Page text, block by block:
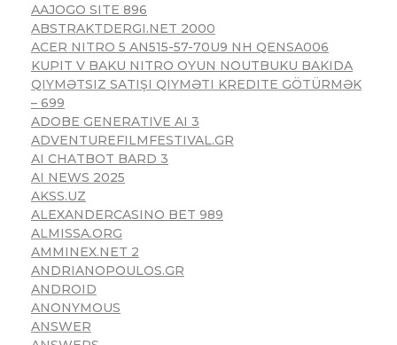
AAJOGO SITE 896
ABSTRAKTDERGI.NET 2000
ACER NITRO 5 AN515-57-70U9 NH QENSA006
KUPIT V BAKU NITRO OYUN NOUTBUKU BAKIDA
QIYMƏTSIZ SATIŞI QIYMƏTI KREDITE GÖTÜRMƏK
– 699
ADOBE GENERATIVE AI 3
ADVENTUREFILMFESTIVAL.GR
AI CHATBOT BARD 3
AI NEWS 2025
AKSS.UZ
ALEXANDERCASINO BET 989
ALMISSA.ORG
AMMINEX.NET 2
ANDRIANOPOULOS.GR
ANDROID
ANONYMOUS
ANSWER